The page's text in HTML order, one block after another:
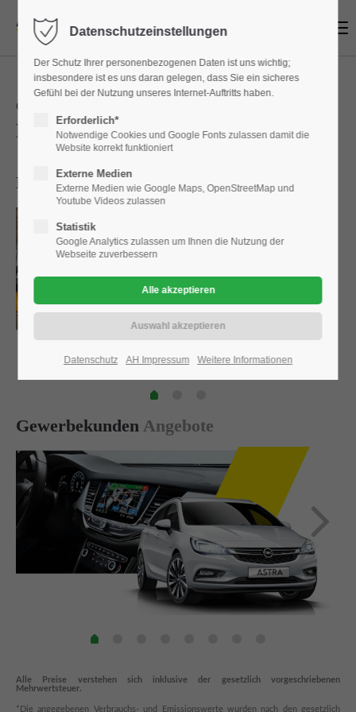
Login
Benutzername
Passwort
Anmelden
Lost your password?
Lorem ipsum dolor sit amet:
24h
We offer support for our customers
Mon - Fri 8:00am - 5:00pm(GMT +1)
Adresse
Automobilcenter Kramm GmbH
Haben Sie Fragen?
OPEL
NutzfahrzeugModellübersicht
NUTZFAHRZEUGMODELLE
Gewerbekunden Angebote
Alle Preise verstehen sich inklusive der gesetzlich vorgeschriebenen
Mehrwertsteuer.
*Die angegebenen Verbrauchs- und Emissionswerte wurden nach den gesetzlich
Datenschutzeinstellungen
Der Schutz Ihrer personenbezogenen Daten ist uns wichtig;
insbesondere ist es uns daran gelegen, dass Sie ein sicheres
Gefühl bei der Nutzung unseres Internet-Auftritts haben.
Erforderlich*
Notwendige Cookies und Google Fonts zulassen damit die
Website korrekt funktioniert
Externe Medien
Externe Medien wie Google Maps, OpenStreetMap und
Youtube Videos zulassen
Statistik
Google Analytics zulassen um Ihnen die Nutzung der
Webseite zuverbessern
Datenschutz AH Impressum Weitere Informationen